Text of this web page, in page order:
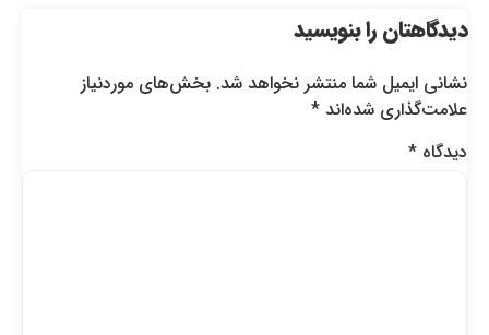
دیدگاهتان را بنویسید
نشانی ایمیل شما منتشر نخواهد شد. بخش‌های موردنیاز
علامت‌گذاری شده‌اند*
دیدگاه*